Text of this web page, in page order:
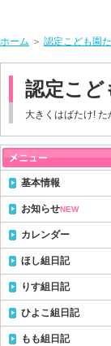
ホーム ＞ 認定こども園
認定こど
大きくはばたけ! た
基本情報
お知らせNEW
カレンダー
ほし組日記
りす組日記
ひよこ組日記
もも組日記